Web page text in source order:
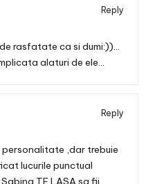
Reply
rasfatate ca si dumi:))…
alaturi de ele…
Reply
personalitate ,dar trebuie
lucurile punctual
TE LASA sa fii